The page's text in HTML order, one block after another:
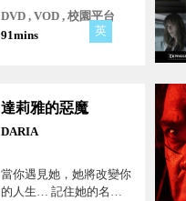
DVD , VOD , 校園平台
91mins
英
達莉雅的惡魔
DARIA
當你遇見她，她將改變你
的人生… 記住她的名